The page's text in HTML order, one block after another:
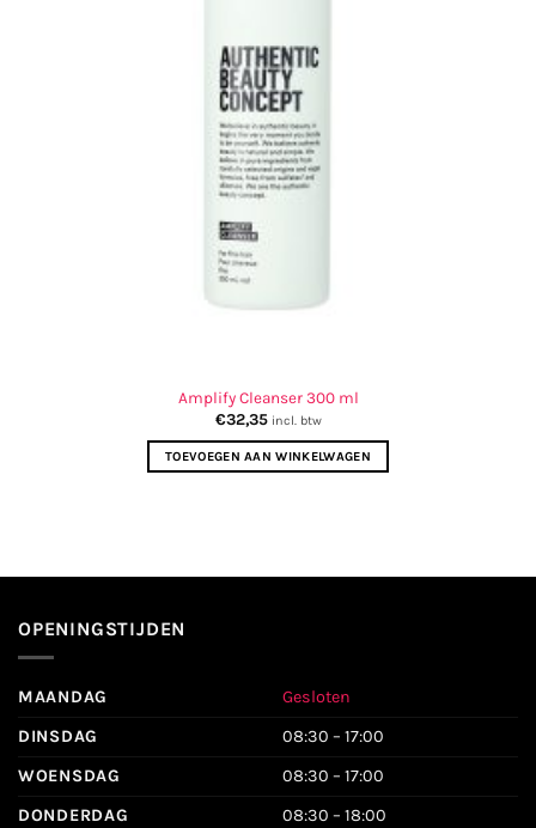
Amplify Cleanser 300 ml
€32,35 incl. btw
TOEVOEGEN AAN WINKELWAGEN
OPENINGSTIJDEN
MAANDAG
Gesloten
DINSDAG
08:30 – 17:00
WOENSDAG
08:30 – 17:00
DONDERDAG
08:30 – 18:00